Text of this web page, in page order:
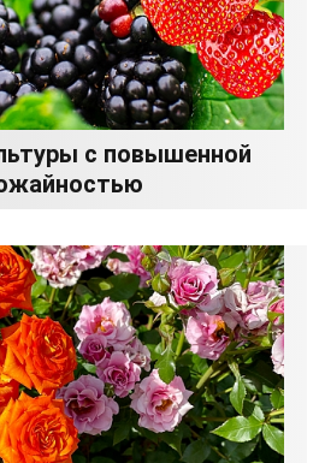
с повышенной